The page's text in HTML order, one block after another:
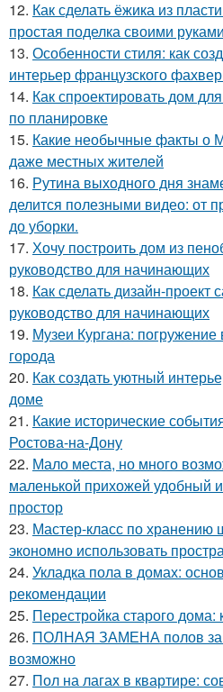
12. Как сделать ёжика из
простая поделка своими руками
13. Особенности стиля: как
интерьер французского
14. Как спроектировать дом
по планировке
15. Какие необычные факты о
даже местных жителей
16. Рутина выходного дня
делится полезными видео: от
до уборки.
17. Хочу построить дом из
руководство для начинающих
18. Как сделать дизайн-проект
руководство для начинающих
19. Музеи Кургана: погружение
города
20. Как создать уютный
доме
21. Какие исторические
Ростова-на-Дону
22. Мало места, но много
маленькой прихожей удобный
простор
23. Мастер-класс по хранению
экономно использовать
24. Укладка пола в домах:
рекомендации
25. Перестройка старого дома:
26. ПОЛНАЯ ЗАМЕНА полов за
возможно
27. Пол на лагах в квартире: